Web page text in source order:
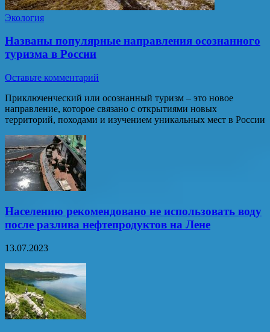
Экология
Названы популярные направления осознанного
туризма в России
Оставьте комментарий
Приключенческий или осознанный туризм – это новое
направление, которое связано с открытиями новых
территорий, походами и изучением уникальных мест в России
Населению рекомендовано не использовать воду
после разлива нефтепродуктов на Лене
13.07.2023